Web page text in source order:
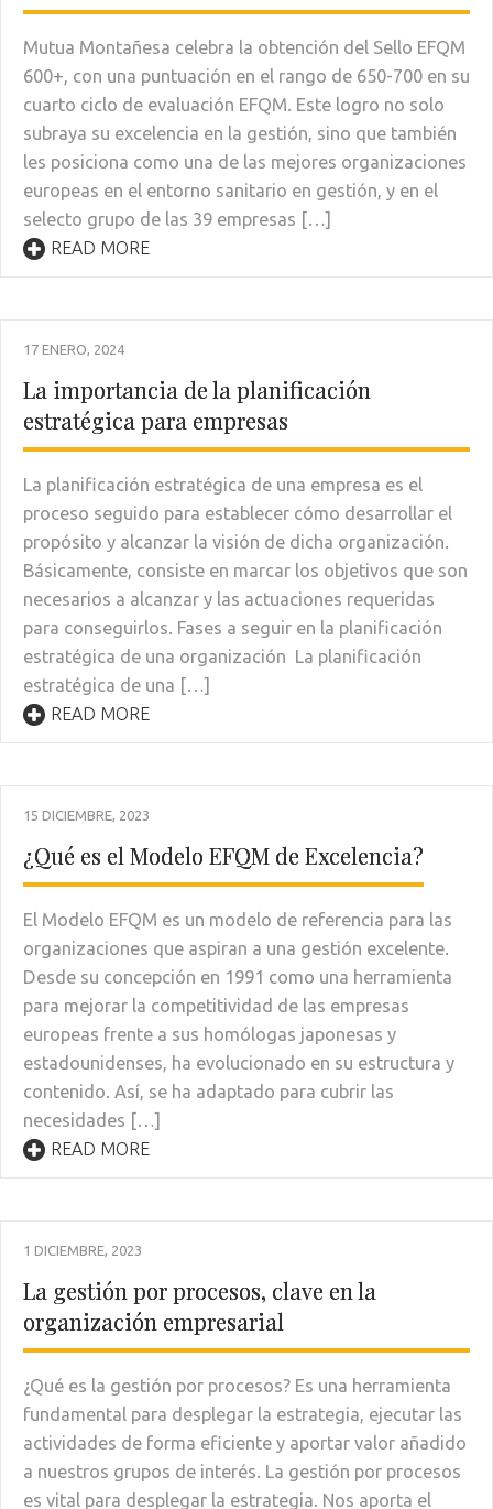
Mutua Montañesa celebra la obtención del Sello EFQM
600+, con una puntuación en el rango de 650-700 en su
cuarto ciclo de evaluación EFQM. Este logro no solo
subraya su excelencia en la gestión, sino que también
les posiciona como una de las mejores organizaciones
europeas en el entorno sanitario en gestión, y en el
selecto grupo de las 39 empresas […]
READ MORE
17 ENERO, 2024
La importancia de la planificación
estratégica para empresas
La planificación estratégica de una empresa es el
proceso seguido para establecer cómo desarrollar el
propósito y alcanzar la visión de dicha organización.
Básicamente, consiste en marcar los objetivos que son
necesarios a alcanzar y las actuaciones requeridas
para conseguirlos. Fases a seguir en la planificación
estratégica de una organización La planificación
estratégica de una […]
READ MORE
15 DICIEMBRE, 2023
¿Qué es el Modelo EFQM de Excelencia?
El Modelo EFQM es un modelo de referencia para las
organizaciones que aspiran a una gestión excelente.
Desde su concepción en 1991 como una herramienta
para mejorar la competitividad de las empresas
europeas frente a sus homólogas japonesas y
estadounidenses, ha evolucionado en su estructura y
contenido. Así, se ha adaptado para cubrir las
necesidades […]
READ MORE
1 DICIEMBRE, 2023
La gestión por procesos, clave en la
organización empresarial
¿Qué es la gestión por procesos? Es una herramienta
fundamental para desplegar la estrategia, ejecutar las
actividades de forma eficiente y aportar valor añadido
a nuestros grupos de interés. La gestión por procesos
es vital para desplegar la estrategia. Nos aporta el